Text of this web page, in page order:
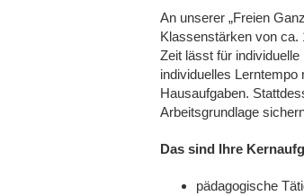
An unserer „Freien
Klassenstärken von ca.
Zeit lässt für
individuelles
Hausaufgaben.
Arbeitsgrundlage
Das sind Ihre
pädagogische